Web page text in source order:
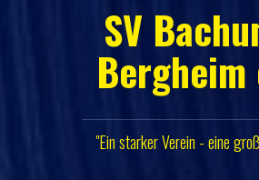
SV
Bergheim
"Ein starker Verein - eine